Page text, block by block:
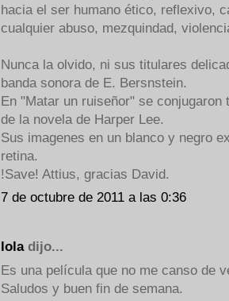
hacia el ser humano ético, reflexivo,
cualquier abuso, mezquindad,
Nunca la olvido, ni sus titulares
banda sonora de E. Bersnstein.
En "Matar un ruiseñor" se
de la novela de Harper Lee.
Sus imagenes en un blanco y negro
retina.
!Save! Attius, gracias David.
7 de octubre de 2011 a las 0:36
loladijo...
Es una película que no me canso de
Saludos y buen fin de semana.